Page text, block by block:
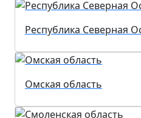
Республика Северная
Омская область